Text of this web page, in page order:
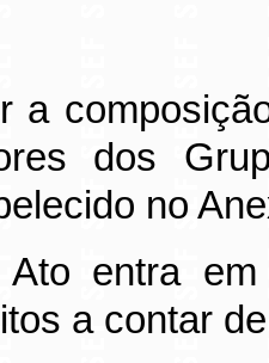
a
dos
no
Ato entra
a contar